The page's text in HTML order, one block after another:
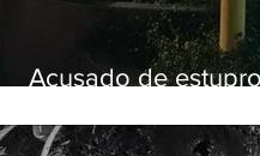
Acusado de